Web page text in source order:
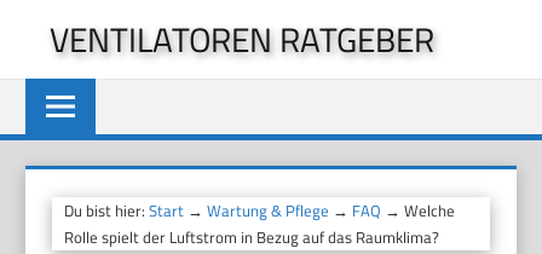
springen
VENTILATOREN RATGEBER
Du bist hier:Start →Wartung & Pflege → FAQ → Welche
Rolle spielt der Luftstrom in Bezug auf das Raumklima?